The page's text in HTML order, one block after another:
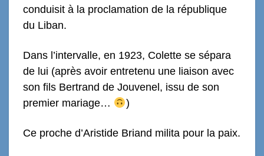
conduisit à la proclamation de la république
du Liban.
Dans l’intervalle, en 1923, Colette se sépara
de lui (après avoir entretenu une liaison avec
son fils Bertrand de Jouvenel, issu de son
premier mariage…
)
Ce proche d’Aristide Briand milita pour la paix.